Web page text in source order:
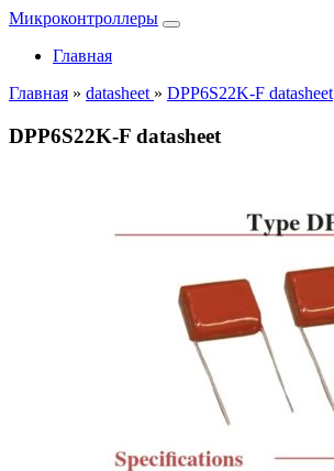
Микроконтроллеры
Главная
Главная » datasheet » DPP6S22K-F datasheet
DPP6S22K-F datasheet